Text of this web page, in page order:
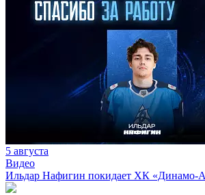
5 августа
Видео
Ильдар Нафигин покидает ХК «Динамо-